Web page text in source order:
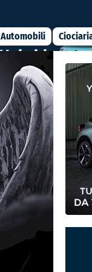
Automobili